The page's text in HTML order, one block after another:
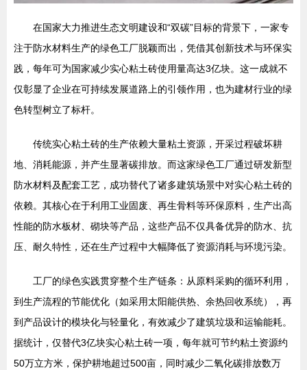
在国家大力推进生态文明建设和“双碳”目标的背景下，一家专
注于防水材料生产的绿色工厂脱颖而出，凭借其创新技术与环保实
践，每年可为国家减少实心粘土砖使用量高达3亿块。这一成就不
仅彰显了企业在可持续发展道路上的引领作用，也为建材行业的绿
色转型树立了标杆。
传统实心粘土砖的生产依赖大量粘土资源，开采过程破坏耕
地、消耗能源，并产生显著碳排放。而这家绿色工厂通过研发新型
防水材料及配套工艺，成功替代了诸多建筑场景中对实心粘土砖的
依赖。其核心在于利用工业固废、再生骨料等环保原料，生产出高
性能的防水板材、砌块等产品，这些产品不仅具备优异的防水、抗
压、耐久特性，还在生产过程中大幅降低了资源消耗与环境污染。
工厂的绿色实践贯穿整个生产链条：从原料采购的循环利用，
到生产流程的节能优化（如采用太阳能供热、余热回收系统），再
到产品设计的模块化与轻量化，有效减少了建筑垃圾和运输能耗。
据统计，仅替代3亿块实心粘土砖一项，每年就可节约粘土资源约
50万立方米，保护耕地超过500亩，同时减少二氧化碳排放数万